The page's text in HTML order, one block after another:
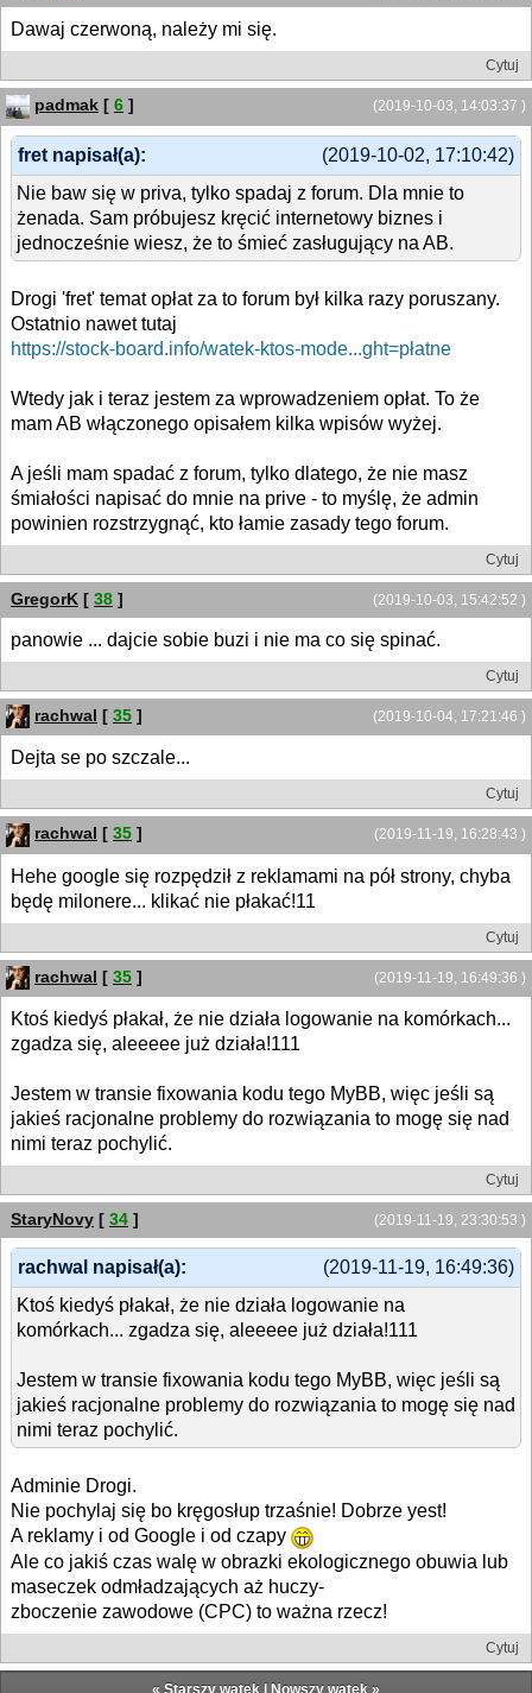
Dawaj czerwoną, należy mi się.
Cytuj
(2019-10-03, 14:03:37 )
padmak [ 6 ]
(2019-10-02, 17:10:42)
fret napisał(a):
Nie baw się w priva, tylko spadaj z forum. Dla mnie to
żenada. Sam próbujesz kręcić internetowy biznes i
jednocześnie wiesz, że to śmieć zasługujący na AB.
Drogi 'fret' temat opłat za to forum był kilka razy poruszany.
Ostatnio nawet tutaj
https://stock-board.info/watek-ktos-mode...ght=płatne
Wtedy jak i teraz jestem za wprowadzeniem opłat. To że
mam AB włączonego opisałem kilka wpisów wyżej.
A jeśli mam spadać z forum, tylko dlatego, że nie masz
śmiałości napisać do mnie na prive - to myślę, że admin
powinien rozstrzygnąć, kto łamie zasady tego forum.
Cytuj
(2019-10-03, 15:42:52 )
GregorK [ 38 ]
panowie ... dajcie sobie buzi i nie ma co się spinać.
Cytuj
(2019-10-04, 17:21:46 )
rachwal [ 35 ]
Dejta se po szczale...
Cytuj
(2019-11-19, 16:28:43 )
rachwal [ 35 ]
Hehe google się rozpędził z reklamami na pół strony, chyba
będę milonere... klikać nie płakać!11
Cytuj
(2019-11-19, 16:49:36 )
rachwal [ 35 ]
Ktoś kiedyś płakał, że nie działa logowanie na komórkach...
zgadza się, aleeeee już działa!111
Jestem w transie fixowania kodu tego MyBB, więc jeśli są
jakieś racjonalne problemy do rozwiązania to mogę się nad
nimi teraz pochylić.
Cytuj
(2019-11-19, 23:30:53 )
StaryNovy [ 34 ]
(2019-11-19, 16:49:36)
rachwal napisał(a):
Ktoś kiedyś płakał, że nie działa logowanie na
komórkach... zgadza się, aleeeee już działa!111
Jestem w transie fixowania kodu tego MyBB, więc jeśli są
jakieś racjonalne problemy do rozwiązania to mogę się nad
nimi teraz pochylić.
Adminie Drogi.
Nie pochylaj się bo kręgosłup trzaśnie! Dobrze yest!
A reklamy i od Google i od czapy
Ale co jakiś czas walę w obrazki ekologicznego obuwia lub
maseczek odmładzających aż huczy-
zboczenie zawodowe (CPC) to ważna rzecz!
Cytuj
« Starszy wątek | Nowszy wątek »